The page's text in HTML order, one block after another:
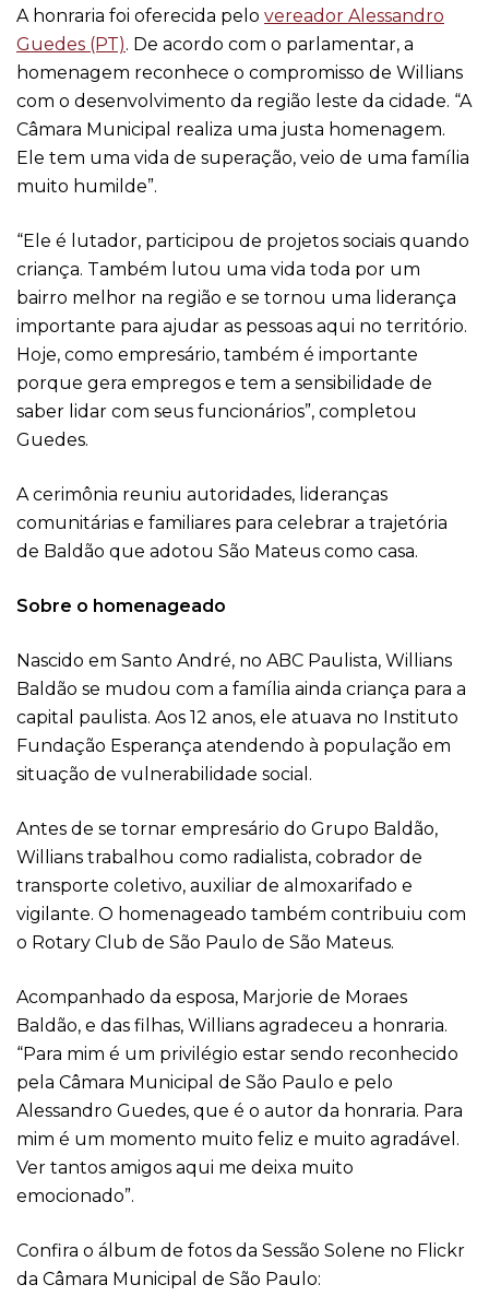
A honraria foi oferecida pelo vereador Alessandro
Guedes (PT). De acordo com o parlamentar, a
homenagem reconhece o compromisso de Willians
com o desenvolvimento da região leste da cidade. “A
Câmara Municipal realiza uma justa homenagem.
Ele tem uma vida de superação, veio de uma família
muito humilde”.
“Ele é lutador, participou de projetos sociais quando
criança. Também lutou uma vida toda por um
bairro melhor na região e se tornou uma liderança
importante para ajudar as pessoas aqui no território.
Hoje, como empresário, também é importante
porque gera empregos e tem a sensibilidade de
saber lidar com seus funcionários”, completou
Guedes.
A cerimônia reuniu autoridades, lideranças
comunitárias e familiares para celebrar a trajetória
de Baldão que adotou São Mateus como casa.
Sobre o homenageado
Nascido em Santo André, no ABC Paulista, Willians
Baldão se mudou com a família ainda criança para a
capital paulista. Aos 12 anos, ele atuava no Instituto
Fundação Esperança atendendo à população em
situação de vulnerabilidade social.
Antes de se tornar empresário do Grupo Baldão,
Willians trabalhou como radialista, cobrador de
transporte coletivo, auxiliar de almoxarifado e
vigilante. O homenageado também contribuiu com
o Rotary Club de São Paulo de São Mateus.
Acompanhado da esposa, Marjorie de Moraes
Baldão, e das filhas, Willians agradeceu a honraria.
“Para mim é um privilégio estar sendo reconhecido
pela Câmara Municipal de São Paulo e pelo
Alessandro Guedes, que é o autor da honraria. Para
mim é um momento muito feliz e muito agradável.
Ver tantos amigos aqui me deixa muito
emocionado”.
Confira o álbum de fotos da Sessão Solene no Flickr
da Câmara Municipal de São Paulo: